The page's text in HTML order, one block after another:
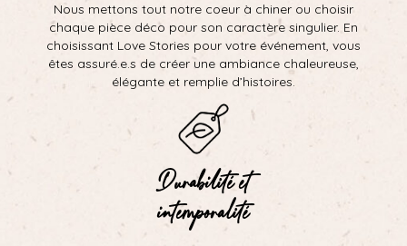
Nous mettons tout notre coeur à chiner ou choisir
chaque pièce déco pour son caractère singulier. En
choisissant Love Stories pour votre événement, vous
êtes assuré.e.s de créer une ambiance chaleureuse,
élégante et remplie d’histoires.
Durabilité et
intemporalité